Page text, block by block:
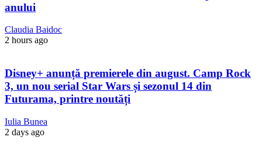
anului
Claudia Baidoc
2 hours ago
Disney+ anunță premierele din august. Camp Rock
3, un nou serial Star Wars și sezonul 14 din
Futurama, printre noutăți
Iulia Bunea
2 days ago